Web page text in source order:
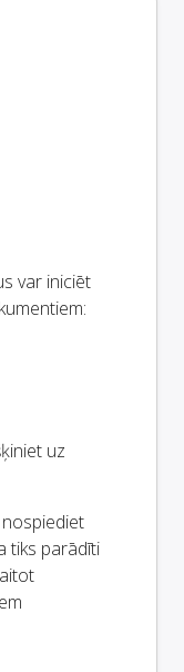
var iniciēt
uz
tiks parādīti